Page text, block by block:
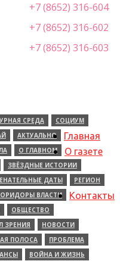
+7 (8652) 316-604
+7 (8652) 316-602
+7 (8652) 316-603
СРЕДА
СОЦИУМ
АКТУАЛЬНО
О ГЛАВНОМ
ЗВЁЗДНЫЕ ИСТОРИИ
ДАТЫ
РЕГИОН
ВЛАСТИ
ОБЩЕСТВО
ЗРЕНИЯ
НОВОСТИ
ПОЛОСА
ПРОБЛЕМА
ВОЙНА И ЖИЗНЬ
Главная
О газете
Контакты